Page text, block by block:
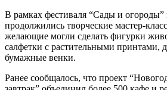
В рамках фестиваля “Сады и огороды”
продолжились творческие мастер-
желающие могли сделать фигурки
салфетки с растительными принтами,
бумажные венки.
Ранее сообщалось, что проект